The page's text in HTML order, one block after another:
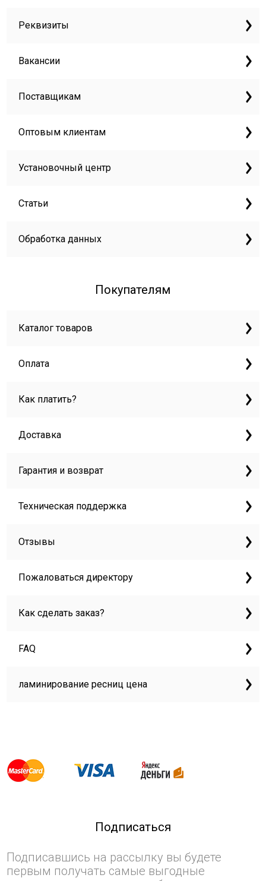
Реквизиты
Вакансии
Поставщикам
Оптовым клиентам
Установочный центр
Статьи
Обработка данных
Покупателям
Каталог товаров
Оплата
Как платить?
Доставка
Гарантия и возврат
Техническая поддержка
Отзывы
Пожаловаться директору
Как сделать заказ?
FAQ
ламинирование ресниц цена
Подписаться
Подписавшись на рассылку вы будете
первым получать самые выгодные